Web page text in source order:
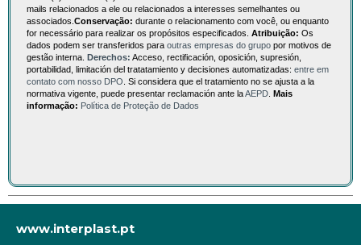
mails relacionados a ele ou relacionados a interesses semelhantes ou
associados. Conservação: durante o relacionamento com você, ou enquanto
for necessário para realizar os propósitos especificados. Atribuição: Os
dados podem ser transferidos para outras empresas do grupo por motivos de
gestão interna.
Derechos: Acceso, rectificación, oposición, supresión,
portabilidad, limitación del tratatamiento y decisiones automatizadas: entre em
contato com nosso DPO . Si considera que el tratamiento no se ajusta a la
normativa vigente, puede presentar reclamación ante laAEPD
Mais
informação: Política de Proteção de Dados
www.interplast.pt